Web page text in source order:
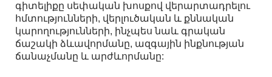
գիտելիքը սեփական խոսքով վերարտադրելու
հմտությունների, վերլուծական և քննական
կարողությունների, ինչպես նաև գրական
ճաշակի ձևավորմանը, ազգային ինքնության
ճանաչմանը և արժևորմանը: